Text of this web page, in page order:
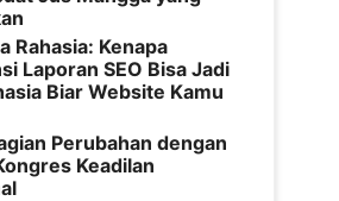
Rahasia: Kenapa
Laporan SEO Bisa Jadi
Biar Website Kamu
Perubahan dengan
Keadilan